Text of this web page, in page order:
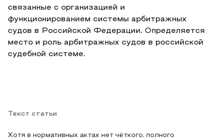
связанные с организацией и
функционированием системы арбитражных
судов в Российской Федерации. Определяется
место и роль арбитражных судов в российской
судебной системе.
Текст статьи
Хотя в нормативных актах нет чёткого, полного